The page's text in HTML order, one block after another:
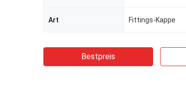
Art Fittings-Kappe
Bestpreis